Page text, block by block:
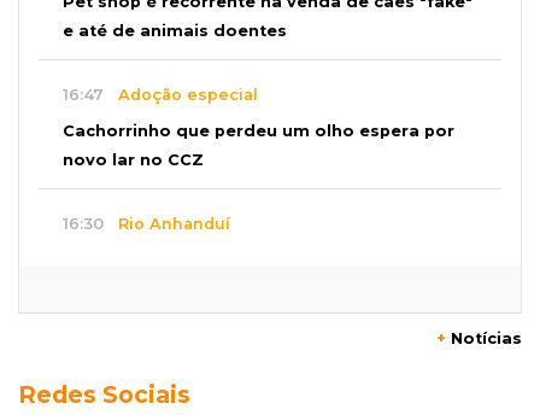
e até de animais doentes
16:47 Adoção especial
Cachorrinho que perdeu um olho espera por
novo lar no CCZ
16:30 Rio Anhanduí
Mulher que deu garrafada após briga de
+ Notícias
Redes Sociais